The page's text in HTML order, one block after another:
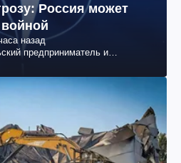
Россия может
назад
предприниматель и